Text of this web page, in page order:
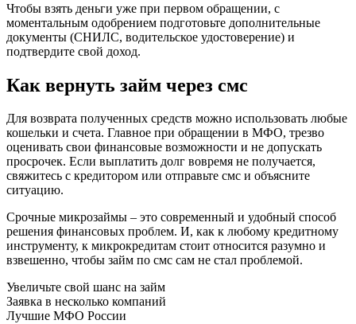
Чтобы взять деньги уже при первом обращении, с
моментальным одобрением подготовьте дополнительные
документы (СНИЛС, водительское удостоверение) и
подтвердите свой доход.
Как вернуть займ через смс
Для возврата полученных средств можно использовать любые
кошельки и счета. Главное при обращении в МФО, трезво
оценивать свои финансовые возможности и не допускать
просрочек. Если выплатить долг вовремя не получается,
свяжитесь с кредитором или отправьте смс и объясните
ситуацию.
Срочные микрозаймы – это современный и удобный способ
решения финансовых проблем. И, как к любому кредитному
инструменту, к микрокредитам стоит относится разумно и
взвешенно, чтобы займ по смс сам не стал проблемой.
Увеличьте свой шанс на займ
Заявка в несколько компаний
Лучшие МФО России